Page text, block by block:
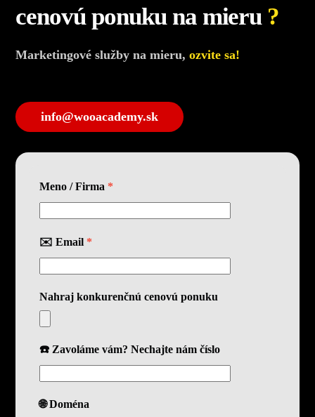
cenovú ponuku na mieru ?
Marketingové služby na mieru,ozvite sa!
info@wooacademy.sk
Meno / Firma *
✉️ Email *
Nahraj konkurenčnú cenovú ponuku
☎️ Zavoláme vám? Nechajte nám číslo
🌐 Doména